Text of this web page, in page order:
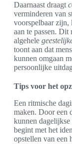
Daarnaast draagt
verminderen van
voorspelbaar zijn,
aan te passen.
algehele
toont aan dat
kunnen omgaan
persoonlijke
Tips voor het
Een ritmische
maken. Door een
kunnen
begint met het
opstellen van een